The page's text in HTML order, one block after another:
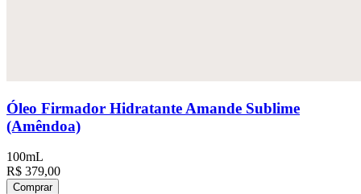
Óleo Firmador Hidratante Amande Sublime
(Amêndoa)
100mL
R$ 379,00
Comprar